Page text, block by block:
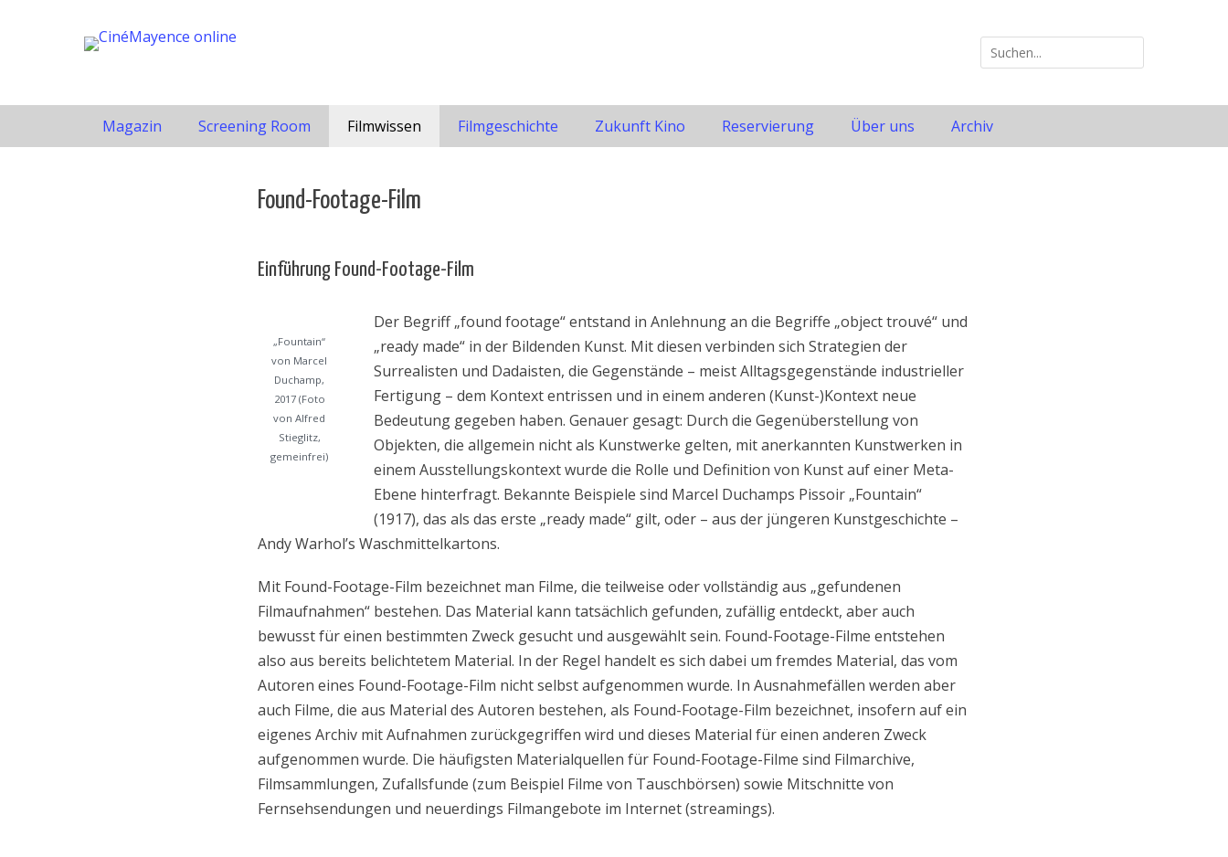
CinéMayence online
Kommunales Kino Mainz – online erweitert
Suche
nach:
Hauptmenü
Magazin Screening Room Filmwissen Filmgeschichte Zukunft Kino Reservierung Über uns Archiv
Found-Footage-Film
Einführung Found-Footage-Film
„Fountain“
von Marcel
Duchamp,
2017 (Foto
von Alfred
Stieglitz,
gemeinfrei)
Der Begriff „found footage“ entstand in Anlehnung an die Begriffe „object trouvé“ und
„ready made“ in der Bildenden Kunst. Mit diesen verbinden sich Strategien der
Surrealisten und Dadaisten, die Gegenstände – meist Alltagsgegenstände industrieller
Fertigung – dem Kontext entrissen und in einem anderen (Kunst-)Kontext neue
Bedeutung gegeben haben. Genauer gesagt: Durch die Gegenüberstellung von
Objekten, die allgemein nicht als Kunstwerke gelten, mit anerkannten Kunstwerken in
einem Ausstellungskontext wurde die Rolle und Definition von Kunst auf einer Meta-
Ebene hinterfragt. Bekannte Beispiele sind Marcel Duchamps Pissoir „Fountain“
(1917), das als das erste „ready made“ gilt, oder – aus der jüngeren Kunstgeschichte –
Andy Warhol’s Waschmittelkartons.
Mit Found-Footage-Film bezeichnet man Filme, die teilweise oder vollständig aus „gefundenen
Filmaufnahmen“ bestehen. Das Material kann tatsächlich gefunden, zufällig entdeckt, aber auch
bewusst für einen bestimmten Zweck gesucht und ausgewählt sein. Found-Footage-Filme entstehen
also aus bereits belichtetem Material. In der Regel handelt es sich dabei um fremdes Material, das vom
Autoren eines Found-Footage-Film nicht selbst aufgenommen wurde. In Ausnahmefällen werden aber
auch Filme, die aus Material des Autoren bestehen, als Found-Footage-Film bezeichnet, insofern auf ein
eigenes Archiv mit Aufnahmen zurückgegriffen wird und dieses Material für einen anderen Zweck
aufgenommen wurde. Die häufigsten Materialquellen für Found-Footage-Filme sind Filmarchive,
Filmsammlungen, Zufallsfunde (zum Beispiel Filme von Tauschbörsen) sowie Mitschnitte von
Fernsehsendungen und neuerdings Filmangebote im Internet (streamings).